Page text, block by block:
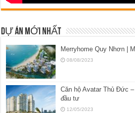
DỰ ÁN MỚI NHẤT
Merryhome Quy Nhơn |
08/08/2023
Căn hộ Avatar Thủ Đức
đầu tư
12/05/2023